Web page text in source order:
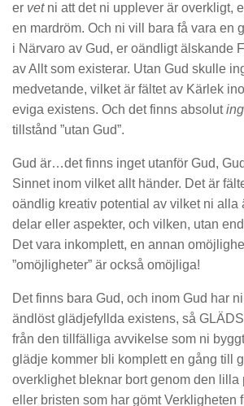
er vetni att det ni upplever är overkligt,
en mardröm. Och ni vill bara få vara en
i Närvaro av Gud, er oändligt älskande
av Allt som existerar. Utan Gud skulle
medvetande, vilket är fältet av Kärlek
eviga existens. Och det finns absolut
tillstånd ”utan Gud”.
Gud är…det finns inget utanför Gud,
Sinnet inom vilket allt händer. Det är
oändlig kreativ potential av vilket ni alla
delar eller aspekter, och vilken, utan
Det vara inkomplett, en annan
”omöjligheter” är också omöjliga!
Det finns bara Gud, och inom Gud har
ändlöst glädjefyllda existens, så
från den tillfälliga avvikelse som ni
glädje kommer bli komplett en gång till
overklighet bleknar bort genom den lilla
eller bristen som har gömt Verkligheten